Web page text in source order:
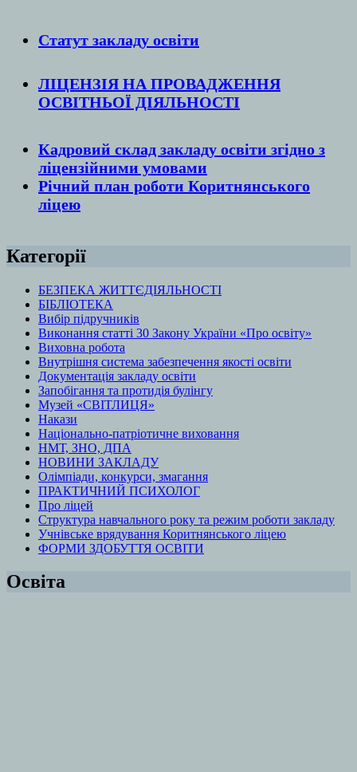
Статут закладу освіти
ЛІЦЕНЗІЯ НА ПРОВАДЖЕННЯ
ОСВІТНЬОЇ ДІЯЛЬНОСТІ
Кадровий склад закладу освіти згідно з
ліцензійними умовами
Річний план роботи Коритнянського
ліцею
Категорії
БЕЗПЕКА ЖИТТЄДІЯЛЬНОСТІ
БІБЛІОТЕКА
Вибір підручників
Виконання статті 30 Закону України «Про освіту»
Виховна робота
Внутрішня система забезпечення якості освіти
Документація закладу освіти
Запобігання та протидія булінгу
Музей «СВІТЛИЦЯ»
Накази
Національно-патріотичне виховання
НМТ, ЗНО, ДПА
НОВИНИ ЗАКЛАДУ
Олімпіади, конкурси, змагання
ПРАКТИЧНИЙ ПСИХОЛОГ
Про ліцей
Структура навчального року та режим роботи закладу
Учнівське врядування Коритнянського ліцею
ФОРМИ ЗДОБУТТЯ ОСВІТИ
Освіта